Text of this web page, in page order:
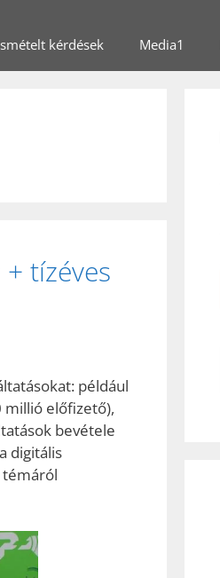
kérdések Media1
tízéves
például
millió előfizető),
bevétele
digitális
témáról